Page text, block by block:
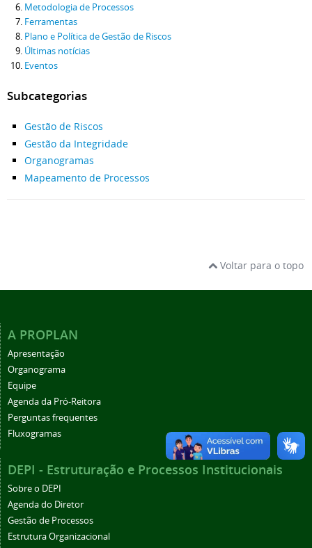
Metodologia de Processos
Ferramentas
Plano e Política de Gestão de Riscos
Últimas notícias
Eventos
Subcategorias
Gestão de Riscos
Gestão da Integridade
Organogramas
Mapeamento de Processos
Voltar para o topo
A PROPLAN
Apresentação
Organograma
Equipe
Agenda da Pró-Reitora
Perguntas frequentes
Fluxogramas
DEPI - Estruturação e Processos Institucionais
Sobre o DEPI
Agenda do Diretor
Gestão de Processos
Estrutura Organizacional